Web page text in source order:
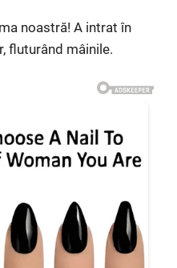
noastră! A intrat în
fluturând mâinile.